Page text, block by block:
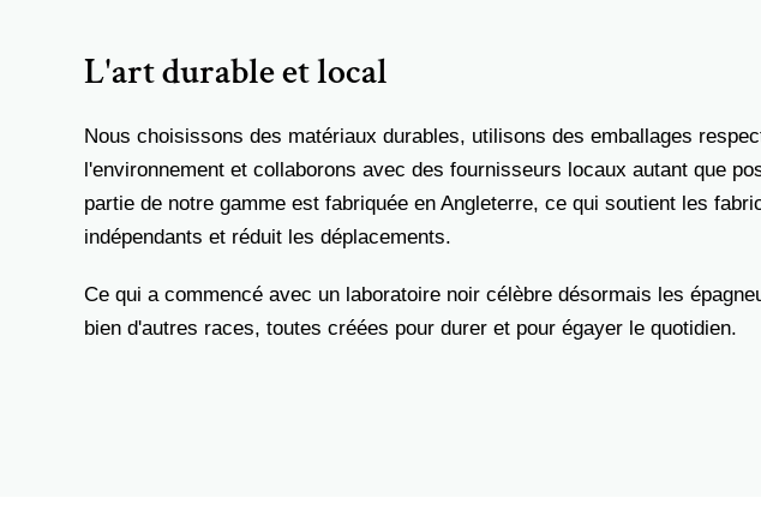
L'art durable et local
Nous choisissons des matériaux durables, utilisons des emballages
l'environnement et collaborons avec des fournisseurs locaux autant que
partie de notre gamme est fabriquée en Angleterre, ce qui soutient les
indépendants et réduit les déplacements.
Ce qui a commencé avec un laboratoire noir célèbre désormais les
bien d'autres races, toutes créées pour durer et pour égayer le quotidien.